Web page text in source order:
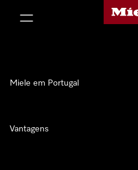
Página
Miele em Portugal
Vantagens